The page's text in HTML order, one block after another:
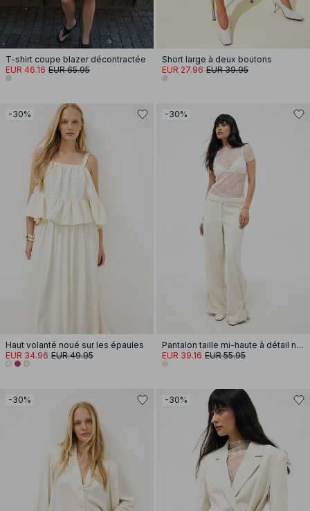
T-shirt coupe blazer décontractée
EUR 46.16 EUR 65.95
Short large à deux boutons
EUR 27.96 EUR 39.95
-30%
Haut volanté noué sur les épaules
EUR 34.96 EUR 49.95
-30%
Pantalon taille mi-haute à détail nœud
EUR 39.16 EUR 55.95
-30% -30%